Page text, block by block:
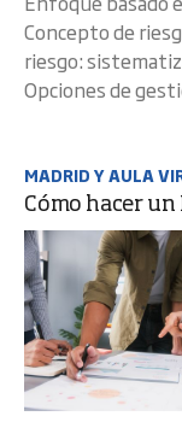
Concepto de
riesgo:
Opciones de
MADRID Y AULA
Cómo hacer